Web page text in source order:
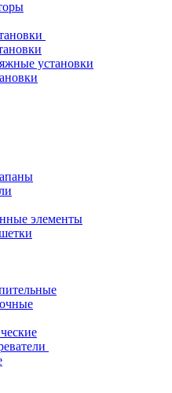
установки
элементы